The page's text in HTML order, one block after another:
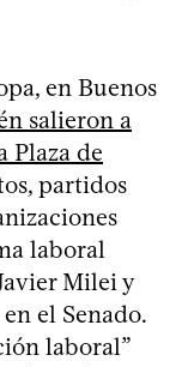
en Buenos
salieron a
Plaza de
partidos
laboral
Milei y
el Senado.
laboral”